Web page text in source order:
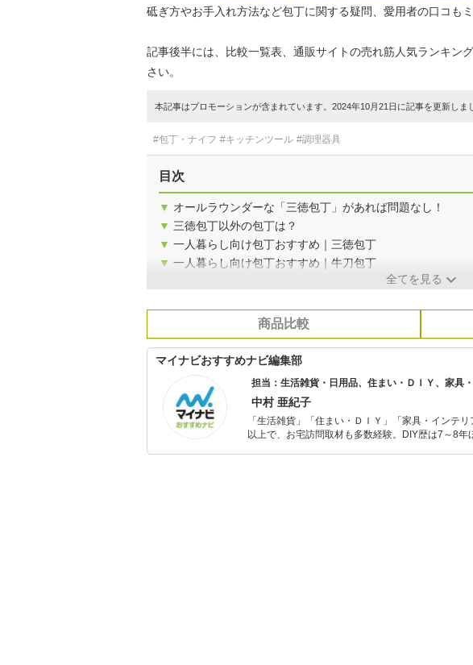
砥ぎ方やお手入れ方法など包丁に関する疑問、愛用者の口コもミ
記事後半には、比較一覧表、通販サイトの売れ筋人気ランキン
さい。
本記事はプロモーションが含まれています。2024年10月21日に記事を更新しま
#包丁・ナイフ #キッチンツール #調理器具
目次
▼ オールラウンダーな「三徳包丁」があれば問題なし！
▼ 三徳包丁以外の包丁は？
▼ 一人暮らし向け包丁おすすめ｜三徳包丁
▼ 一人暮らし向け包丁おすすめ｜牛刀包丁
全てを見る
商品比較
マイナビおすすめナビ編集部
担当：生活雑貨・日用品、住まい・ＤＩＹ、家具
中村 亜紀子
「生活雑貨」「住まい・ＤＩＹ」「家具・インテ
以上で、お宅訪問取材も多数経験。DIY歴は7～8